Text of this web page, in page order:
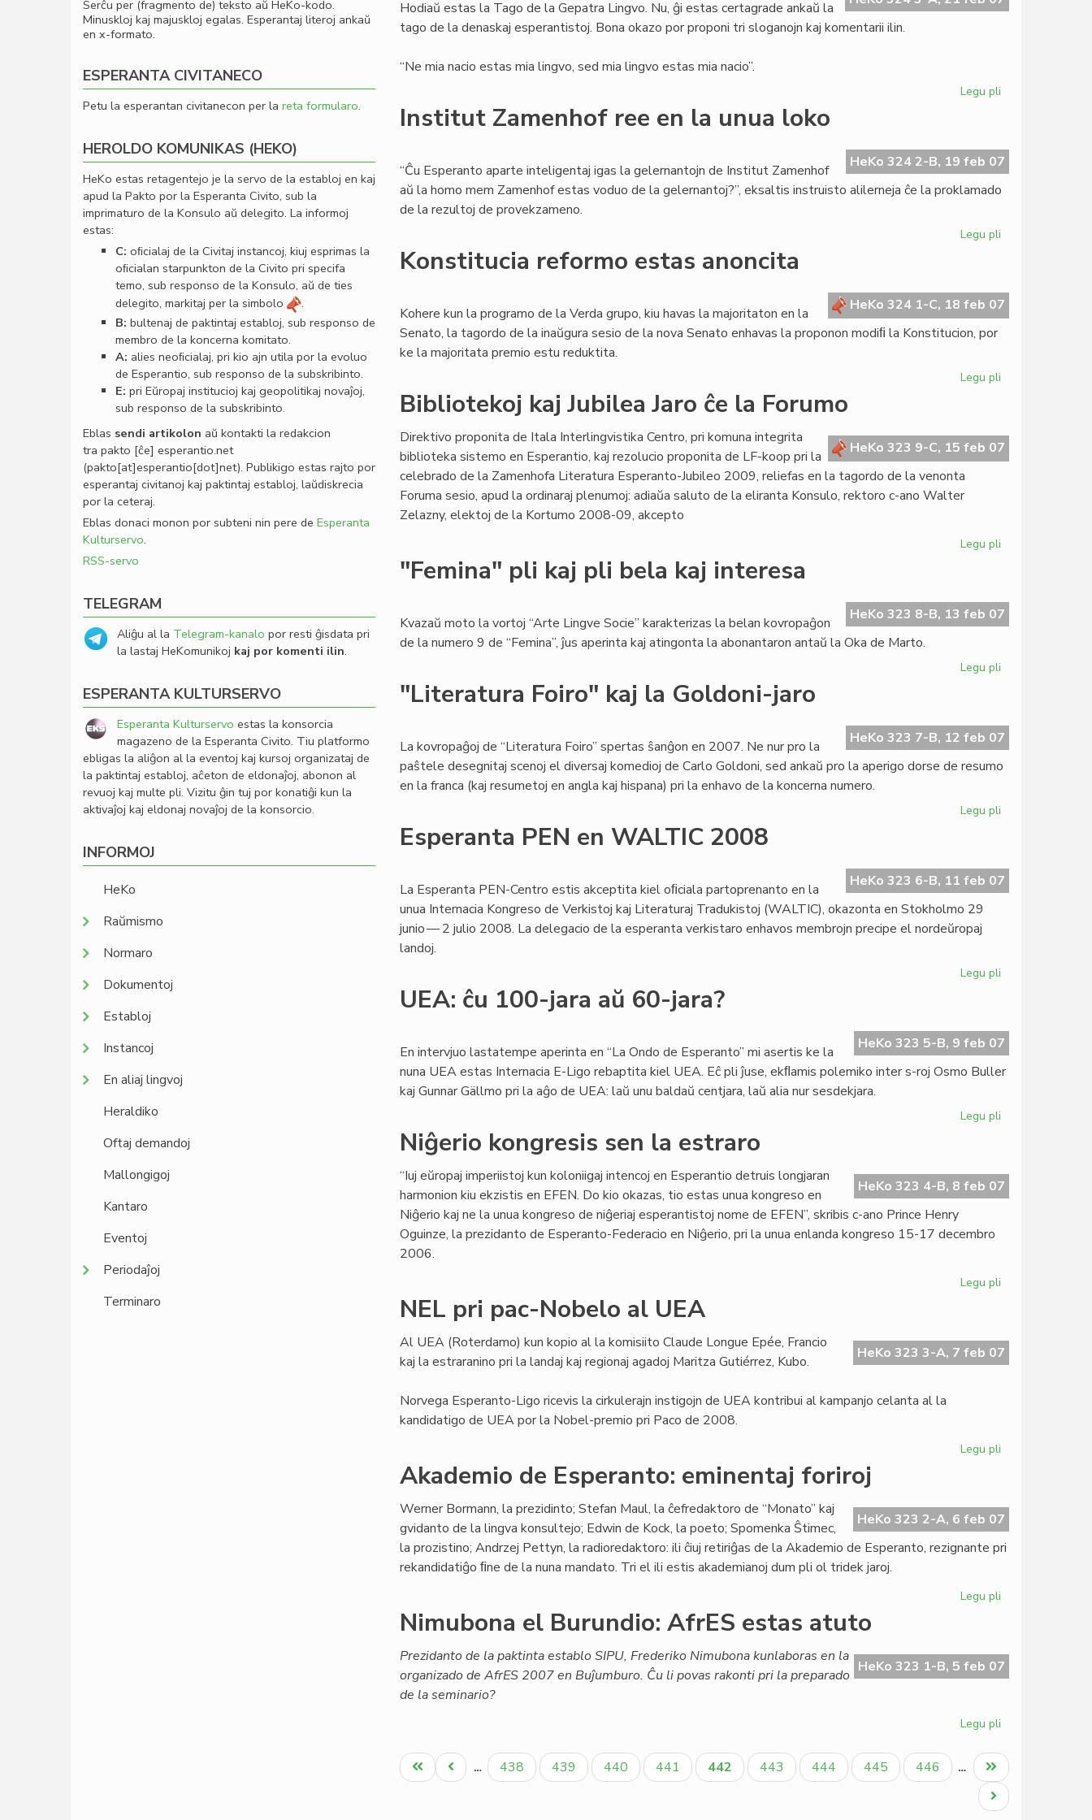
Hodiaŭ estas la Tago de la Gepatra Lingvo. Nu, ĝi estas certagrade ankaŭ la
tago de la denaskaj esperantistoj. Bona okazo por proponi tri sloganojn kaj komentarii ilin.
“Ne mia nacio estas mia lingvo, sed mia lingvo estas mia nacio”.
Legu pli
Gepatra
Lingvo:
Institut Zamenhof ree en la unua loko
HeKo 324 2-B, 19 feb 07
“Ĉu Esperanto aparte inteligentaj igas la gelernantojn de Institut Zamenhof
aŭ la homo mem Zamenhof estas voduo de la gelernantoj?”, eksaltis instruisto alilerneja ĉe la proklamado
de la rezultoj de provekzameno.
Legu pli
en
la
Konstitucia reformo estas anoncita
HeKo 324 1-C, 18 feb 07
Kohere kun la programo de la Verda grupo, kiu havas la majoritaton en la
Senato, la tagordo de la inaŭgura sesio de la nova Senato enhavas la proponon modiﬁ la Konstitucion, por
ke la majoritata premio estu reduktita.
Legu pli
anoncita
Bibliotekoj kaj Jubilea Jaro ĉe la Forumo
HeKo 323 9-C, 15 feb 07
Direktivo proponita de Itala Interlingvistika Centro, pri komuna integrita
biblioteka sistemo en Esperantio, kaj rezolucio proponita de LF-koop pri la
celebrado de la Zamenhofa Literatura Esperanto-Jubileo 2009, reliefas en la tagordo de la venonta
Foruma sesio, apud la ordinaraj plenumoj: adiaŭa saluto de la eliranta Konsulo, rektoro c-ano Walter
Zelazny, elektoj de la Kortumo 2008-09, akcepto
Legu pli
Jaro
ĉe
"Femina" pli kaj pli bela kaj interesa
HeKo 323 8-B, 13 feb 07
Kvazaŭ moto la vortoj “Arte Lingve Socie” karakterizas la belan kovropaĝon
de la numero 9 de “Femina”, ĵus aperinta kaj atingonta la abonantaron antaŭ la Oka de Marto.
Legu pli
pli
bela
kaj
"Literatura Foiro" kaj la Goldoni-jaro
HeKo 323 7-B, 12 feb 07
La kovropaĝoj de “Literatura Foiro” spertas ŝanĝon en 2007. Ne nur pro la
paŝtele desegnitaj scenoj el diversaj komedioj de Carlo Goldoni, sed ankaŭ pro la aperigo dorse de resumo
en la franca (kaj resumetoj en angla kaj hispana) pri la enhavo de la koncerna numero.
Legu pli
la
Goldoni-
Esperanta PEN en WALTIC 2008
HeKo 323 6-B, 11 feb 07
La Esperanta PEN-Centro estis akceptita kiel oﬁciala partoprenanto en la
unua Internacia Kongreso de Verkistoj kaj Literaturaj Tradukistoj (WALTIC), okazonta en Stokholmo 29
junio — 2 julio 2008. La delegacio de la esperanta verkistaro enhavos membrojn precipe el nordeŭropaj
landoj.
Legu pli
WALTIC
2008
UEA: ĉu 100-jara aŭ 60-jara?
HeKo 323 5-B, 9 feb 07
En intervjuo lastatempe aperinta en “La Ondo de Esperanto” mi asertis ke la
nuna UEA estas Internacia E-Ligo rebaptita kiel UEA. Eĉ pli ĵuse, ekﬂamis polemiko inter s-roj Osmo Buller
kaj Gunnar Gällmo pri la aĝo de UEA: laŭ unu baldaŭ centjara, laŭ alia nur sesdekjara.
Legu pli
jara
aŭ
Niĝerio kongresis sen la estraro
HeKo 323 4-B, 8 feb 07
“Iuj eŭropaj imperiistoj kun koloniigaj intencoj en Esperantio detruis longjaran
harmonion kiu ekzistis en EFEN. Do kio okazas, tio estas unua kongreso en
Niĝerio kaj ne la unua kongreso de niĝeriaj esperantistoj nome de EFEN”, skribis c-ano Prince Henry
Oguinze, la prezidanto de Esperanto-Federacio en Niĝerio, pri la unua enlanda kongreso 15-17 decembro
2006.
Legu pli
la
estraro
NEL pri pac-Nobelo al UEA
HeKo 323 3-A, 7 feb 07
Al UEA (Roterdamo) kun kopio al la komisiito Claude Longue Epée, Francio
kaj la estraranino pri la landaj kaj regionaj agadoj Maritza Gutiérrez, Kubo.
Norvega Esperanto-Ligo ricevis la cirkulerajn instigojn de UEA kontribui al kampanjo celanta al la
kandidatigo de UEA por la Nobel-premio pri Paco de 2008.
Legu pli
Nobelo
al
UEA
Akademio de Esperanto: eminentaj foriroj
HeKo 323 2-A, 6 feb 07
Werner Bormann, la prezidinto; Stefan Maul, la ĉefredaktoro de “Monato” kaj
gvidanto de la lingva konsultejo; Edwin de Kock, la poeto; Spomenka Ŝtimec,
la prozistino; Andrzej Pettyn, la radioredaktoro: ili ĉiuj retiriĝas de la Akademio de Esperanto, rezignante pri
rekandidatiĝo ﬁne de la nuna mandato. Tri el ili estis akademianoj dum pli ol tridek jaroj.
Legu pli
eminentaj
foriroj
Nimubona el Burundio: AfrES estas atuto
HeKo 323 1-B, 5 feb 07
Prezidanto de la paktinta establo SIPU, Frederiko Nimubona kunlaboras en la
organizado de AfrES 2007 en Buĵumburo. Ĉu li povas rakonti pri la preparado
de la seminario?
Legu pli
el
Burundio:
AfrES
estas
Pagination
Unua
paĝo
Antaŭa
paĝo
… Paĝo
438 Paĝo
439 Paĝo
440 Paĝo
441
Aktuala
paĝo
442 Paĝo
443 Paĝo
444 Paĝo
445 Paĝo
446 …
Last
page
Next
page
Serĉu per (fragmento de) teksto aŭ HeKo-kodo.
Minuskloj kaj majuskloj egalas. Esperantaj literoj ankaŭ
en x-formato.
ESPERANTA CIVITANECO
Petu la esperantan civitanecon per la reta formularo.
HEROLDO KOMUNIKAS (HEKO)
HeKo estas retagentejo je la servo de la establoj en kaj
apud la Pakto por la Esperanta Civito, sub la
imprimaturo de la Konsulo aŭ delegito. La informoj
estas:
C: oﬁcialaj de la Civitaj instancoj, kiuj esprimas la
oﬁcialan starpunkton de la Civito pri specifa
temo, sub responso de la Konsulo, aŭ de ties
delegito, markitaj per la simbolo
.
B: bultenaj de paktintaj establoj, sub responso de
membro de la koncerna komitato.
A: alies neoﬁcialaj, pri kio ajn utila por la evoluo
de Esperantio, sub responso de la subskribinto.
E: pri Eŭropaj institucioj kaj geopolitikaj novaĵoj,
sub responso de la subskribinto.
Eblas sendi artikolon aŭ kontakti la redakcion
tra pakto [ĉe] esperantio.net
(pakto[at]esperantio[dot]net). Publikigo estas rajto por
esperantaj civitanoj kaj paktintaj establoj, laŭdiskrecia
por la ceteraj.
Eblas donaci monon por subteni nin pere de Esperanta
Kulturservo.
RSS-servo
TELEGRAM
Aliĝu al la Telegram-kanalo por resti ĝisdata pri
la lastaj HeKomunikoj kaj por komenti ilin.
ESPERANTA KULTURSERVO
Esperanta Kulturservo estas la konsorcia
magazeno de la Esperanta Civito. Tiu platformo
ebligas la aliĝon al la eventoj kaj kursoj organizataj de
la paktintaj establoj, aĉeton de eldonaĵoj, abonon al
revuoj kaj multe pli. Vizitu ĝin tuj por konatiĝi kun la
aktivaĵoj kaj eldonaj novaĵoj de la konsorcio.
INFORMOJ
HeKo
Raŭmismo
Normaro
Dokumentoj
Establoj
Instancoj
En aliaj lingvoj
Heraldiko
Oftaj demandoj
Mallongigoj
Kantaro
Eventoj
Periodaĵoj
Terminaro